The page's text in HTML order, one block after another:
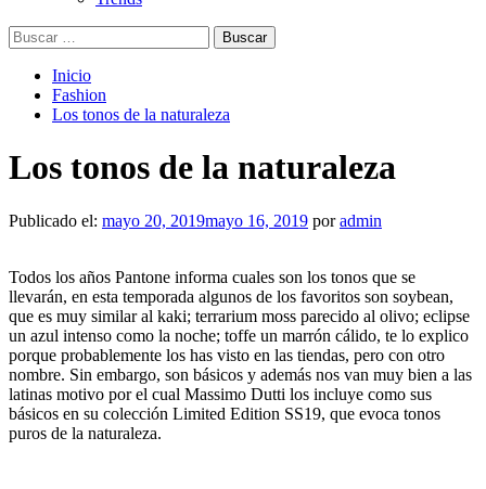
Buscar:
Inicio
Fashion
Los tonos de la naturaleza
Los tonos de la naturaleza
Publicado el: mayo 20, 2019mayo 16, 2019 poradmin
Todos los años Pantone informa cuales son los tonos que se
llevarán, en esta temporada algunos de los favoritos son soybean,
que es muy similar al kaki; terrarium moss parecido al olivo; eclipse
un azul intenso como la noche; toffe un marrón cálido, te lo explico
porque probablemente los has visto en las tiendas, pero con otro
nombre. Sin embargo, son básicos y además nos van muy bien a las
latinas motivo por el cual Massimo Dutti los incluye como sus
básicos en su colección Limited Edition SS19, que evoca tonos
puros de la naturaleza.